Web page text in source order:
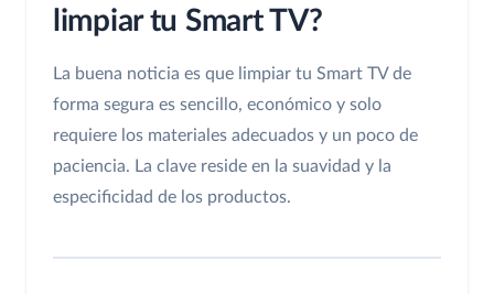
limpiar tu Smart TV?
La buena noticia es que limpiar tu Smart TV de
forma segura es sencillo, económico y solo
requiere los materiales adecuados y un poco de
paciencia. La clave reside en la suavidad y la
especificidad de los productos.